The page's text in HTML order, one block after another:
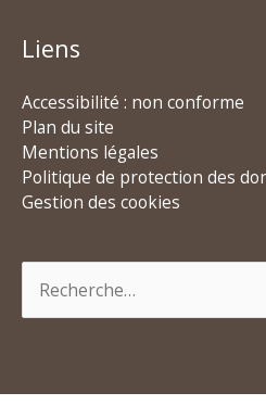
Liens
Accessibilité : non conforme
Plan du site
Mentions légales
Politique de protection des
Gestion des cookies